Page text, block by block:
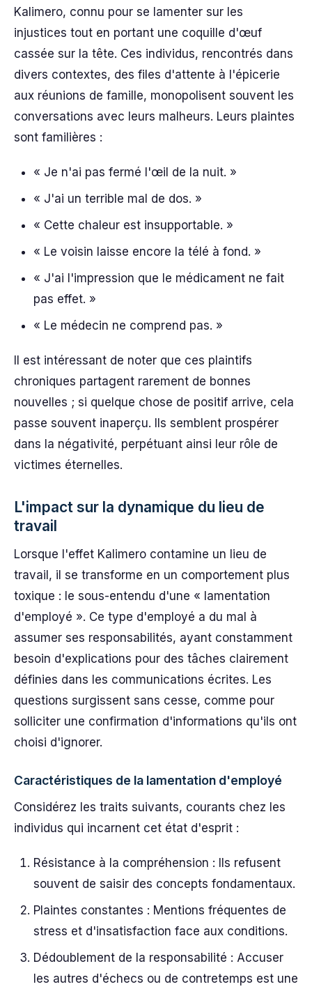
Kalimero, connu pour se lamenter sur les
injustices tout en portant une coquille d'œuf
cassée sur la tête. Ces individus, rencontrés dans
divers contextes, des files d'attente à l'épicerie
aux réunions de famille, monopolisent souvent les
conversations avec leurs malheurs. Leurs plaintes
sont familières :
« Je n'ai pas fermé l'œil de la nuit. »
« J'ai un terrible mal de dos. »
« Cette chaleur est insupportable. »
« Le voisin laisse encore la télé à fond. »
« J'ai l'impression que le médicament ne fait
pas effet. »
« Le médecin ne comprend pas. »
Il est intéressant de noter que ces plaintifs
chroniques partagent rarement de bonnes
nouvelles ; si quelque chose de positif arrive, cela
passe souvent inaperçu. Ils semblent prospérer
dans la négativité, perpétuant ainsi leur rôle de
victimes éternelles.
L'impact sur la dynamique du lieu de
travail
Lorsque l'effet Kalimero contamine un lieu de
travail, il se transforme en un comportement plus
toxique : le sous-entendu d'une « lamentation
d'employé ». Ce type d'employé a du mal à
assumer ses responsabilités, ayant constamment
besoin d'explications pour des tâches clairement
définies dans les communications écrites. Les
questions surgissent sans cesse, comme pour
solliciter une confirmation d'informations qu'ils ont
choisi d'ignorer.
Caractéristiques de la lamentation d'employé
Considérez les traits suivants, courants chez les
individus qui incarnent cet état d'esprit :
Résistance à la compréhension : Ils refusent
souvent de saisir des concepts fondamentaux.
Plaintes constantes : Mentions fréquentes de
stress et d'insatisfaction face aux conditions.
Dédoublement de la responsabilité : Accuser
les autres d'échecs ou de contretemps est une